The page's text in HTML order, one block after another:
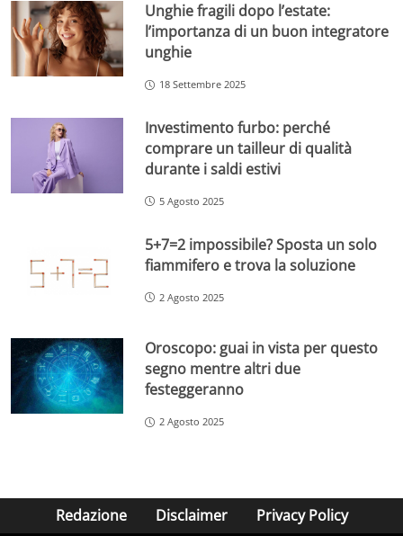
Unghie fragili dopo l’estate:
l’importanza di un buon integratore
unghie
18 Settembre 2025
Investimento furbo: perché
comprare un tailleur di qualità
durante i saldi estivi
5 Agosto 2025
5+7=2 impossibile? Sposta un solo
fiammifero e trova la soluzione
2 Agosto 2025
Oroscopo: guai in vista per questo
segno mentre altri due
festeggeranno
2 Agosto 2025
Redazione Disclaimer Privacy Policy